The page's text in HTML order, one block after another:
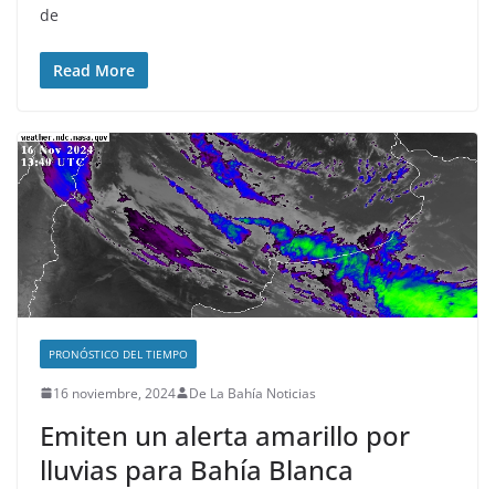
de
Read More
PRONÓSTICO DEL TIEMPO
16 noviembre, 2024 De La Bahía Noticias
Emiten un alerta amarillo por
lluvias para Bahía Blanca